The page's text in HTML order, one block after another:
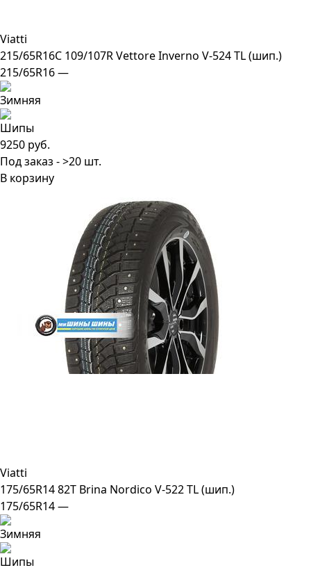
Viatti
215/65R16C 109/107R Vettore Inverno V-524 TL (шип.)
215/65R16 —
9250 руб.
Под заказ - >20 шт.
В корзину
Viatti
175/65R14 82T Brina Nordico V-522 TL (шип.)
175/65R14 —